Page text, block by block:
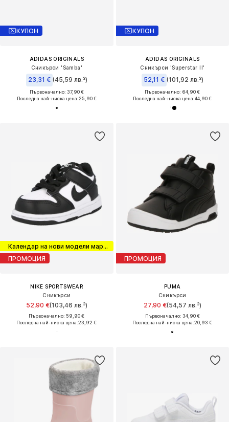
КУПОН
ADIDAS ORIGINALS
Сникърси 'Samba'
23,31 € (45,59 лв.³)
Първоначално: 37,90 €
Последна най-ниска цена:25,90 €
КУПОН
ADIDAS ORIGINALS
Сникърси 'Superstar II'
52,11 € (101,92 лв.³)
Първоначално: 64,90 €
Последна най-ниска цена:44,90 €
Календар на нови модели маратонки
ПРОМОЦИЯ
NIKE SPORTSWEAR
Сникърси
52,90 €(103,46 лв.³)
Първоначално: 59,90 €
Последна най-ниска цена:23,92 €
ПРОМОЦИЯ
PUMA
Сникърси
27,90 €(54,57 лв.³)
Първоначално: 34,90 €
Последна най-ниска цена:20,93 €